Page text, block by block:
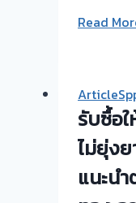
Read
รับซื้อ
ไม่ยุ่ง
แนะน